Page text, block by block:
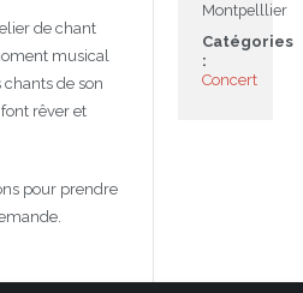
françaises
Klassen
de chant
musical
de son
rêver et
pour prendre
Montpelllier
Catégories
:
Concert